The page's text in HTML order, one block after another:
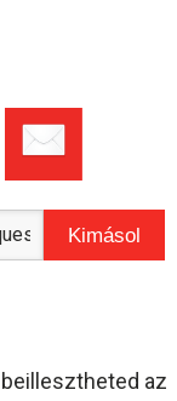
Kimásol
az